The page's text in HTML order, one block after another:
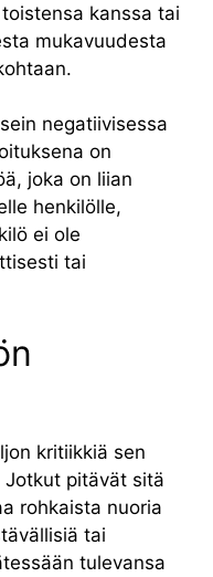
kanssa tai
mukavuudesta
negatiivisessa
on
joka on liian
henkilölle,
ei ole
tai
kritiikkiä sen
Jotkut pitävät sitä
rohkaista nuoria
tai
tulevansa